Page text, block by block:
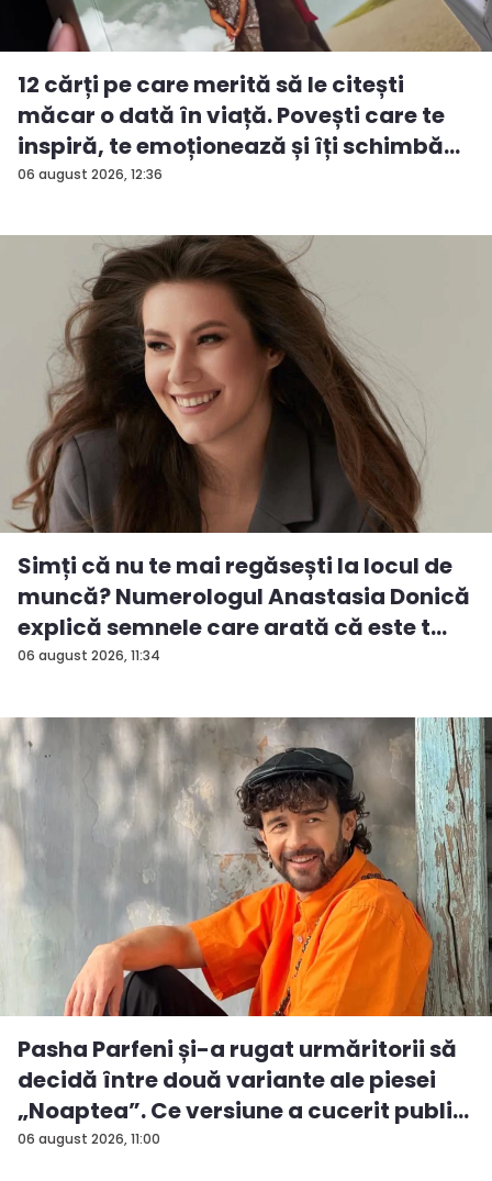
06 august 2026, 12:36
12 cărți pe care merită să le citești
măcar o dată în viață. Povești care te
inspiră, te emoționează și îți schimbă...
06 august 2026, 11:34
Simți că nu te mai regăsești la locul de
muncă? Numerologul Anastasia Donică
explică semnele care arată că este t...
06 august 2026, 11:00
Pasha Parfeni și-a rugat urmăritorii să
decidă între două variante ale piesei
„Noaptea”. Ce versiune a cucerit publi...